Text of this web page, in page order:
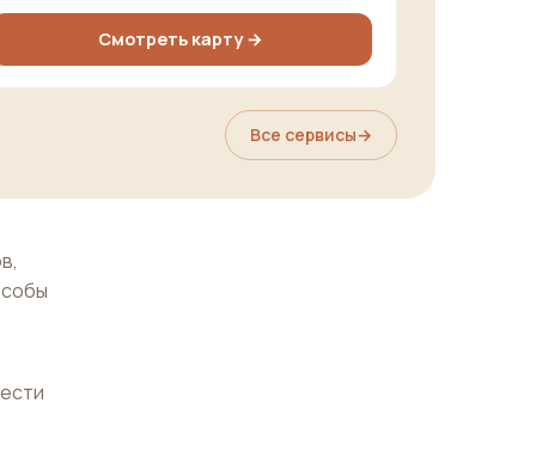
Смотреть карту →
Все сервисы→